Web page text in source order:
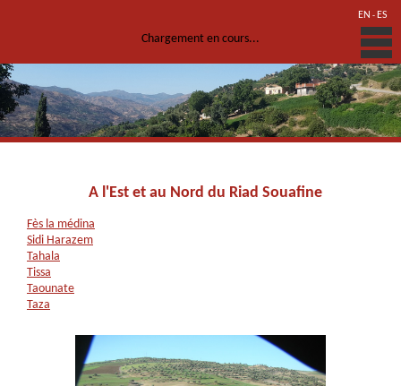
EN - ES
Chargement en cours...
A l'Est et au Nord du Riad Souafine
Fès la médina
Sidi Harazem
Tahala
Tissa
Taounate
Taza